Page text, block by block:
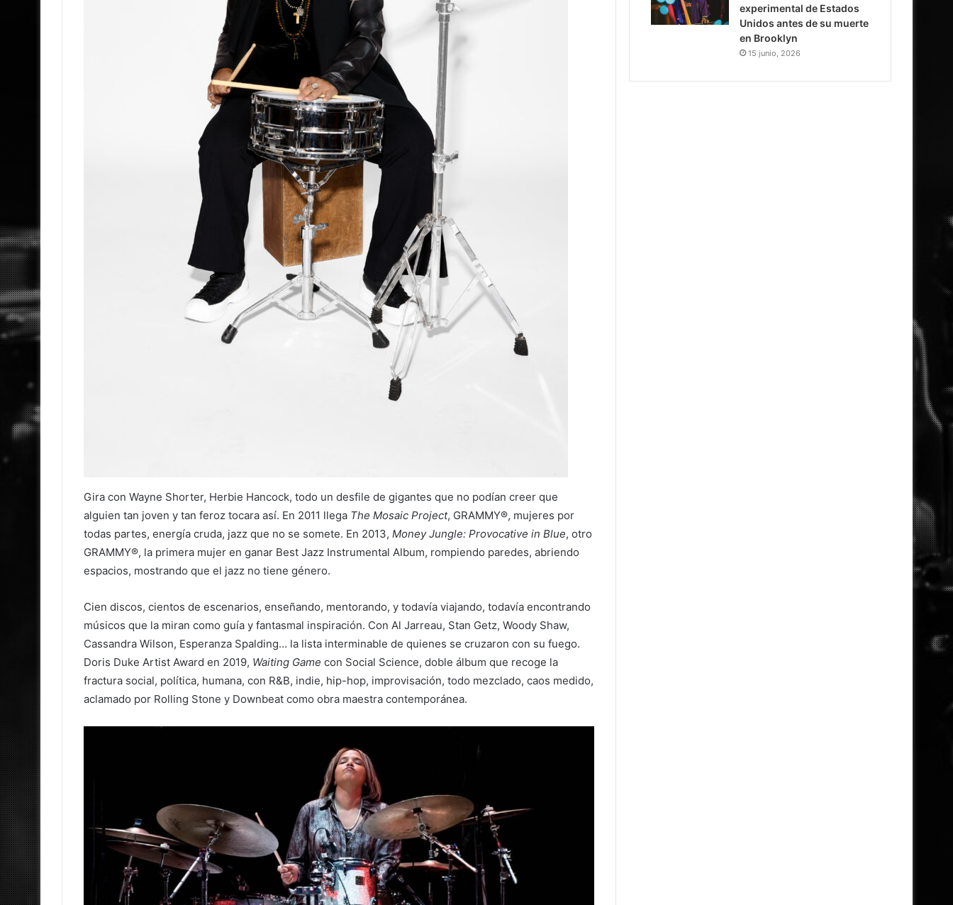
Gira con Wayne Shorter, Herbie Hancock, todo un desfile de gigantes que no podían creer que
alguien tan joven y tan feroz tocara así. En 2011 llega The Mosaic Project, GRAMMY®, mujeres por
todas partes, energía cruda, jazz que no se somete. En 2013, Money Jungle: Provocative in Blue, otro
GRAMMY®, la primera mujer en ganar Best Jazz Instrumental Album, rompiendo paredes, abriendo
espacios, mostrando que el jazz no tiene género.
Cien discos, cientos de escenarios, enseñando, mentorando, y todavía viajando, todavía encontrando
músicos que la miran como guía y fantasmal inspiración. Con Al Jarreau, Stan Getz, Woody Shaw,
Cassandra Wilson, Esperanza Spalding… la lista interminable de quienes se cruzaron con su fuego.
Doris Duke Artist Award en 2019, Waiting Game con Social Science, doble álbum que recoge la
fractura social, política, humana, con R&B, indie, hip-hop, improvisación, todo mezclado, caos medido,
aclamado por Rolling Stone y Downbeat como obra maestra contemporánea.
experimental de Estados
Unidos antes de su muerte
en Brooklyn
15 junio, 2026